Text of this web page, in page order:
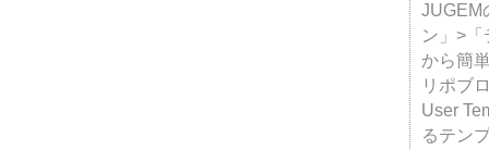
JUGEM
ン」>
から簡
リポブ
User
るテン